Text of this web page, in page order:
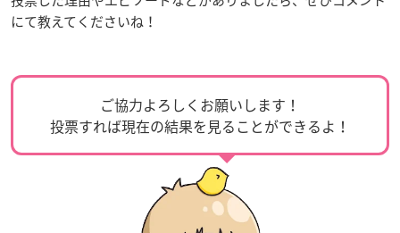
にて教えてくださいね！
ご協力よろしくお願いします！
投票すれば現在の結果を見ることができるよ！